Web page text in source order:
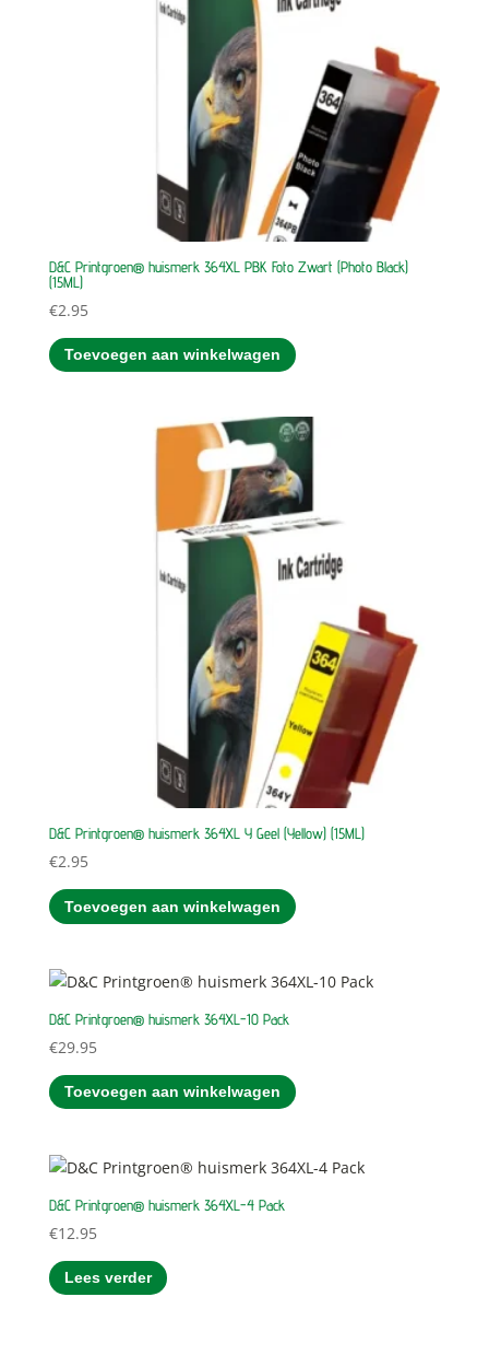
D&C Printgroen® huismerk 364XL PBK Foto Zwart (Photo Black)
(15ML)
€2.95
Toevoegen aan winkelwagen
D&C Printgroen® huismerk 364XL Y Geel (Yellow) (15ML)
€2.95
Toevoegen aan winkelwagen
D&C Printgroen® huismerk 364XL-10 Pack
€29.95
Toevoegen aan winkelwagen
D&C Printgroen® huismerk 364XL-4 Pack
€12.95
Lees verder